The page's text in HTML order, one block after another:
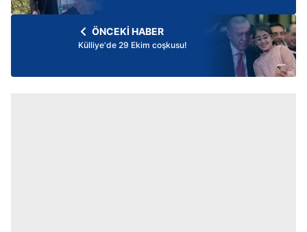
ÖNCEKİ HABER
Külliye'de 29 Ekim coşkusu!